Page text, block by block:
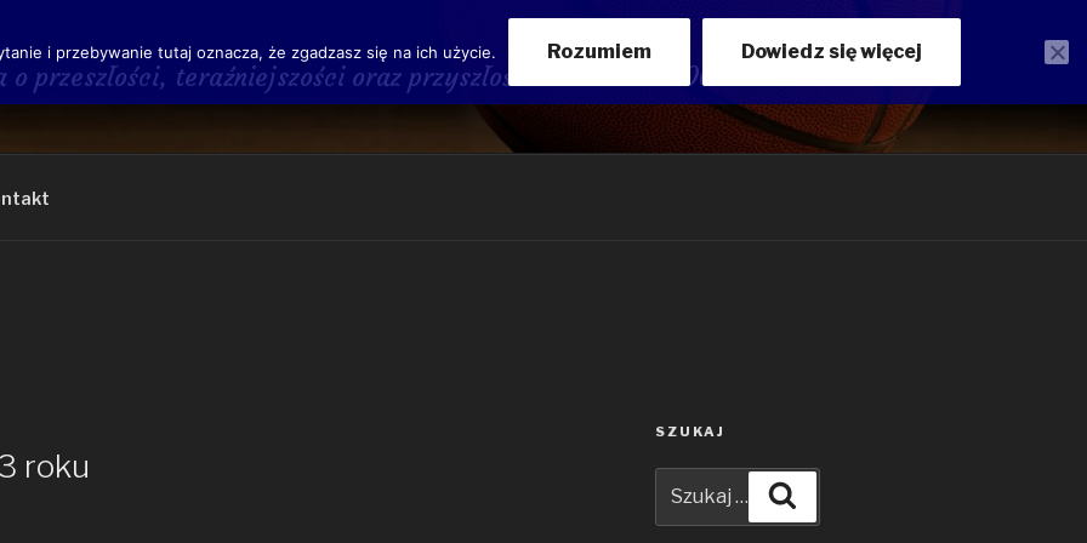
przeszłości, teraźniejszości oraz przyszłości ANWILU WŁOCŁAWEK
roku
SZUKAJ
i przebywanie tutaj oznacza, że zgadzasz się na ich użycie. Rozumiem Dowiedz się więcej